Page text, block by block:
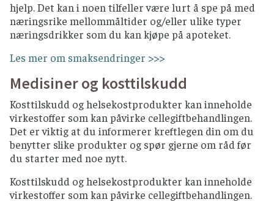
hjelp. Det kan i noen tilfeller være lurt å spe på med
næringsrike mellommåltider og/eller ulike typer
næringsdrikker som du kan kjøpe på apoteket.
Les mer om smaksendringer >>>
Medisiner og kosttilskudd
Kosttilskudd og helsekostprodukter kan inneholde
virkestoffer som kan påvirke cellegiftbehandlingen.
Det er viktig at du informerer kreftlegen din om du
benytter slike produkter og spør gjerne om råd før
du starter med noe nytt.
Kosttilskudd og helsekostprodukter kan inneholde
virkestoffer som kan påvirke cellegiftbehandlingen.